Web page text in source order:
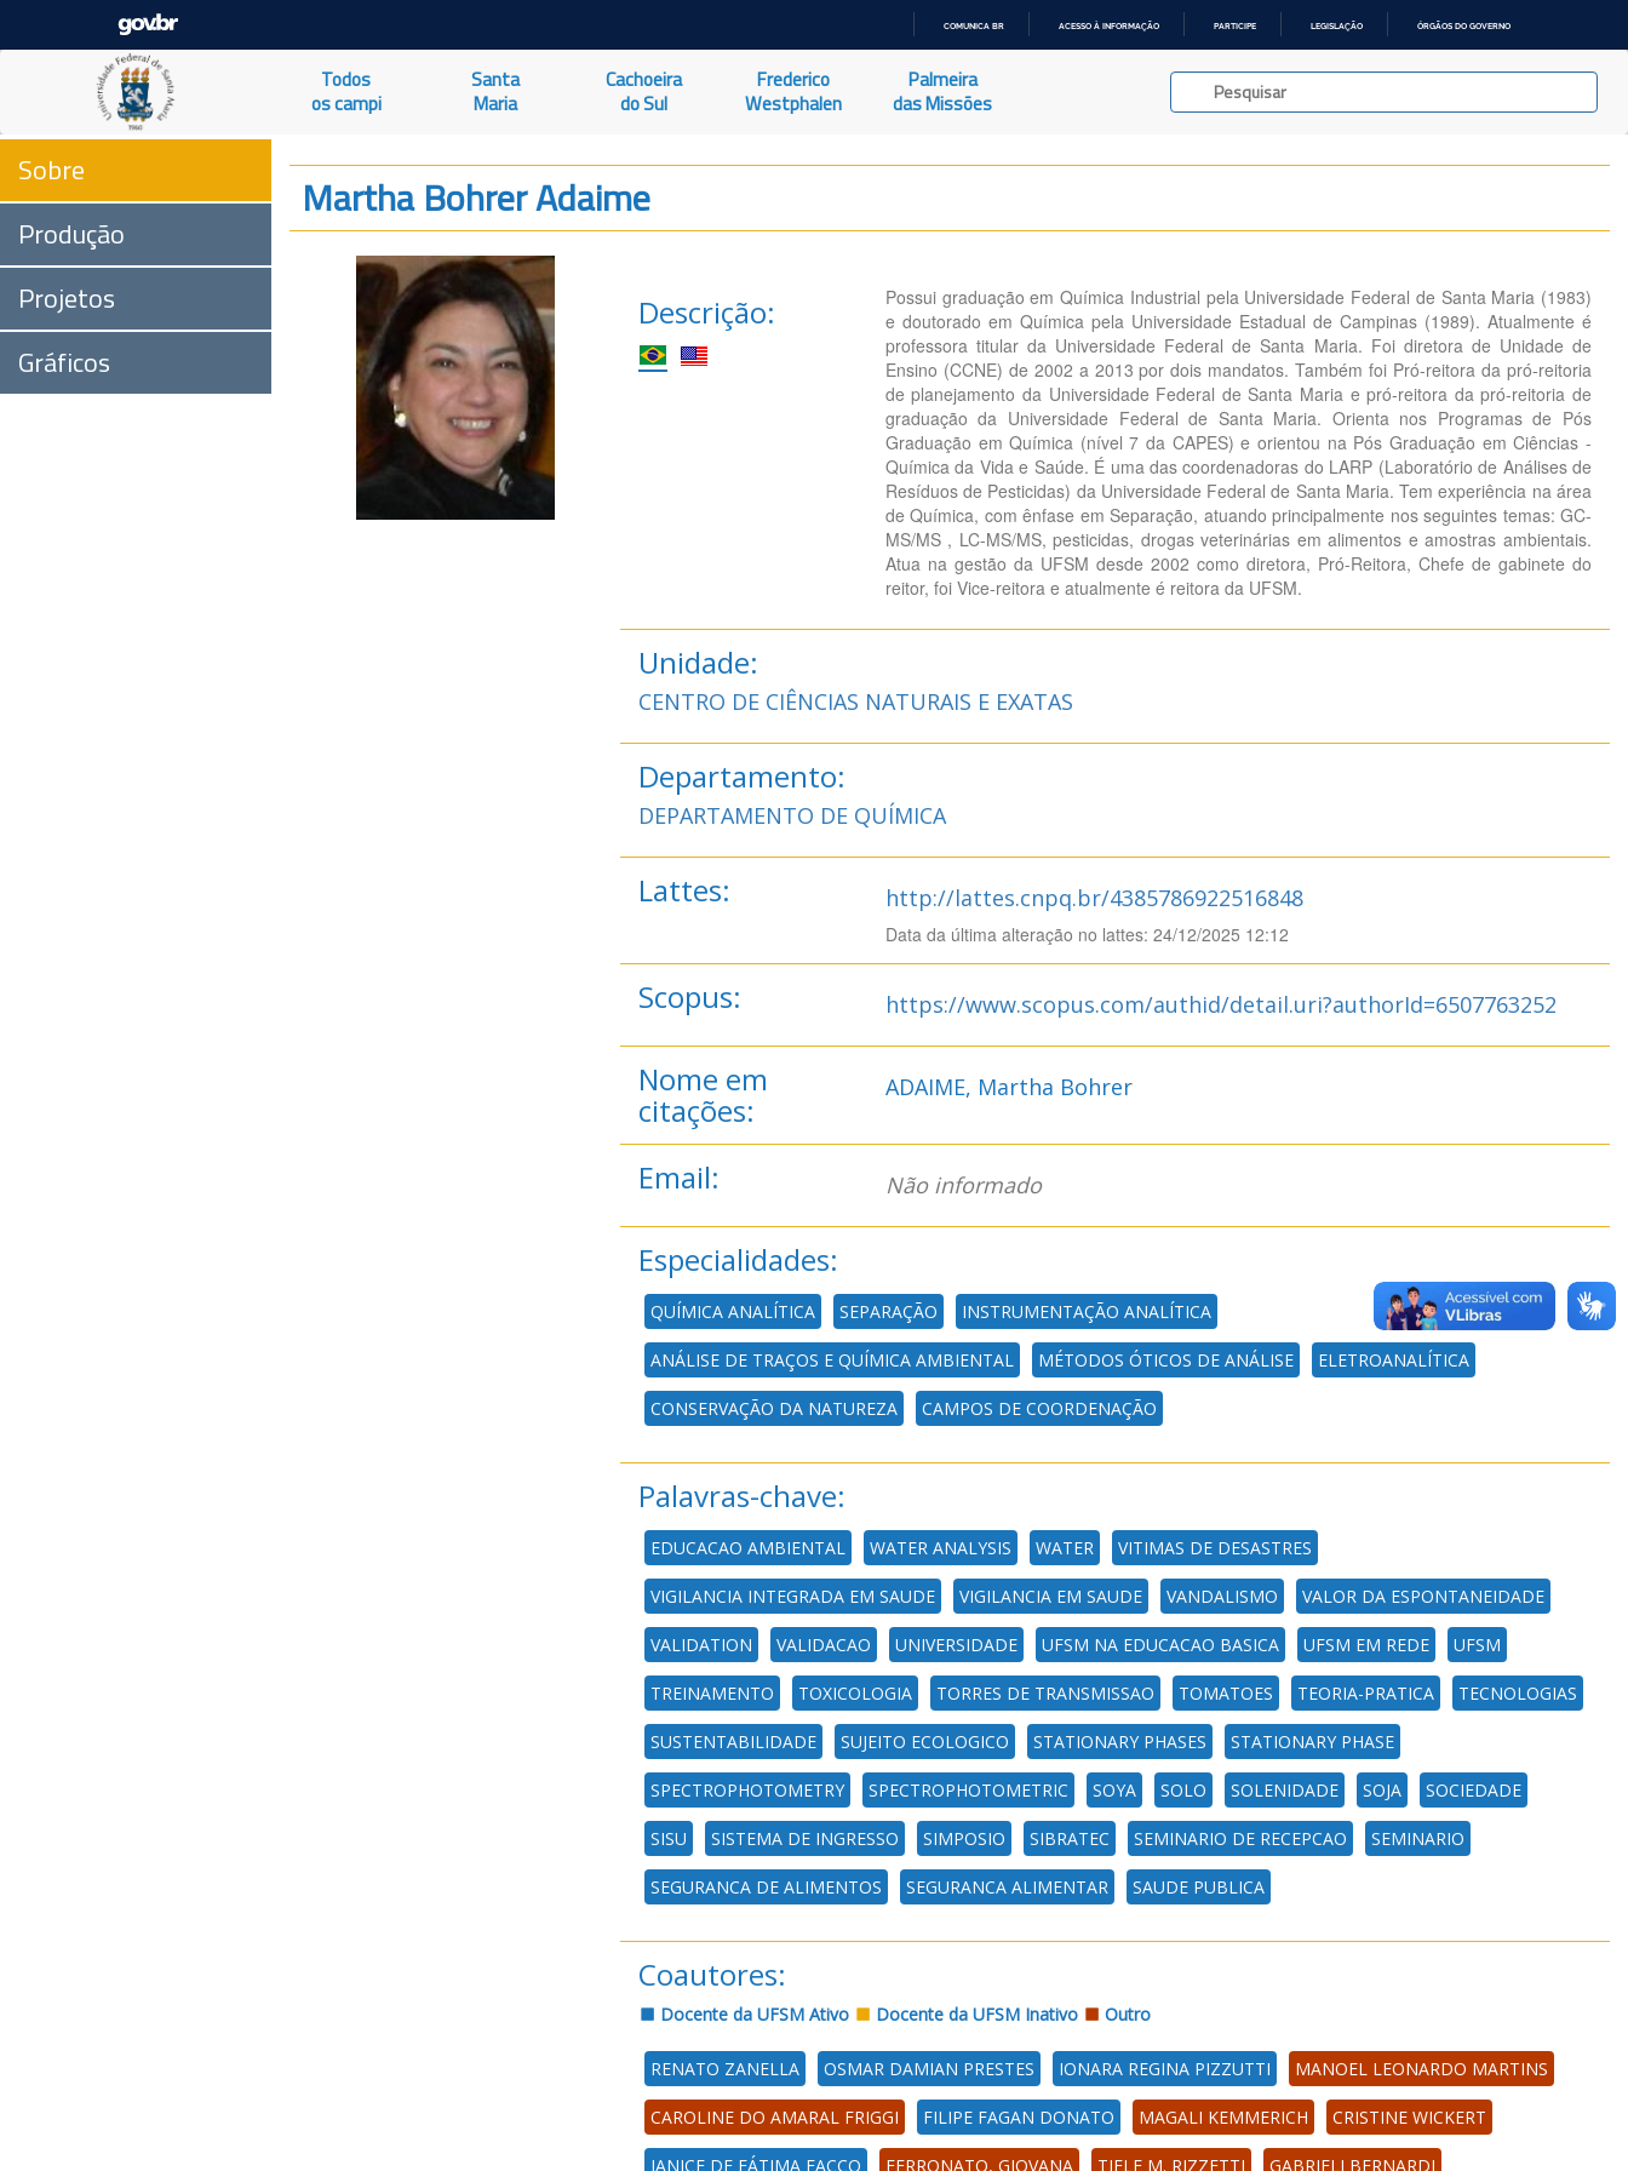
O
COMUNICA BR ACESSO À INFORMAÇÃO PARTICIPE LEGISLAÇÃO ÓRGÃOS DO GOVERNO
Todos
os campi
Santa
Maria
Cachoeira
do Sul
Frederico
Westphalen
Palmeira
das Missões
Sobre
Produção
Projetos
Gráficos
Martha Bohrer Adaime
Descrição:
Possui graduação em Química Industrial pela Universidade Federal de Santa Maria (1983)
e doutorado em Química pela Universidade Estadual de Campinas (1989). Atualmente é
professora titular da Universidade Federal de Santa Maria. Foi diretora de Unidade de
Ensino (CCNE) de 2002 a 2013 por dois mandatos. Também foi Pró-reitora da pró-reitoria
de planejamento da Universidade Federal de Santa Maria e pró-reitora da pró-reitoria de
graduação da Universidade Federal de Santa Maria. Orienta nos Programas de Pós
Graduação em Química (nível 7 da CAPES) e orientou na Pós Graduação em Ciências -
Química da Vida e Saúde. É uma das coordenadoras do LARP (Laboratório de Análises de
Resíduos de Pesticidas) da Universidade Federal de Santa Maria. Tem experiência na área
de Química, com ênfase em Separação, atuando principalmente nos seguintes temas: GC-
MS/MS , LC-MS/MS, pesticidas, drogas veterinárias em alimentos e amostras ambientais.
Atua na gestão da UFSM desde 2002 como diretora, Pró-Reitora, Chefe de gabinete do
reitor, foi Vice-reitora e atualmente é reitora da UFSM.
Unidade:
CENTRO DE CIÊNCIAS NATURAIS E EXATAS
Departamento:
DEPARTAMENTO DE QUÍMICA
Lattes: http://lattes.cnpq.br/4385786922516848
Data da última alteração no lattes: 24/12/2025 12:12
Scopus: https://www.scopus.com/authid/detail.uri?authorId=6507763252
Nome em
citações:
ADAIME, Martha Bohrer
Email: Não informado
Especialidades:
QUÍMICA ANALÍTICA SEPARAÇÃO INSTRUMENTAÇÃO ANALÍTICA
ANÁLISE DE TRAÇOS E QUÍMICA AMBIENTAL MÉTODOS ÓTICOS DE ANÁLISE ELETROANALÍTICA
CONSERVAÇÃO DA NATUREZA CAMPOS DE COORDENAÇÃO
Palavras-chave:
EDUCACAO AMBIENTAL WATER ANALYSIS WATER VITIMAS DE DESASTRES
VIGILANCIA INTEGRADA EM SAUDE VIGILANCIA EM SAUDE VANDALISMO VALOR DA ESPONTANEIDADE
VALIDATION VALIDACAO UNIVERSIDADE UFSM NA EDUCACAO BASICA UFSM EM REDE UFSM
TREINAMENTO TOXICOLOGIA TORRES DE TRANSMISSAO TOMATOES TEORIA-PRATICA TECNOLOGIAS
SUSTENTABILIDADE SUJEITO ECOLOGICO STATIONARY PHASES STATIONARY PHASE
SPECTROPHOTOMETRY SPECTROPHOTOMETRIC SOYA SOLO SOLENIDADE SOJA SOCIEDADE
SISU SISTEMA DE INGRESSO SIMPOSIO SIBRATEC SEMINARIO DE RECEPCAO SEMINARIO
SEGURANCA DE ALIMENTOS SEGURANCA ALIMENTAR SAUDE PUBLICA
Coautores:
Docente da UFSM Ativo Docente da UFSM Inativo Outro
RENATO ZANELLA OSMAR DAMIAN PRESTES IONARA REGINA PIZZUTTI MANOEL LEONARDO MARTINS
CAROLINE DO AMARAL FRIGGI FILIPE FAGAN DONATO MAGALI KEMMERICH CRISTINE WICKERT
JANICE DE FÁTIMA FACCO FERRONATO, GIOVANA TIELE M. RIZZETTI GABRIELI BERNARDI